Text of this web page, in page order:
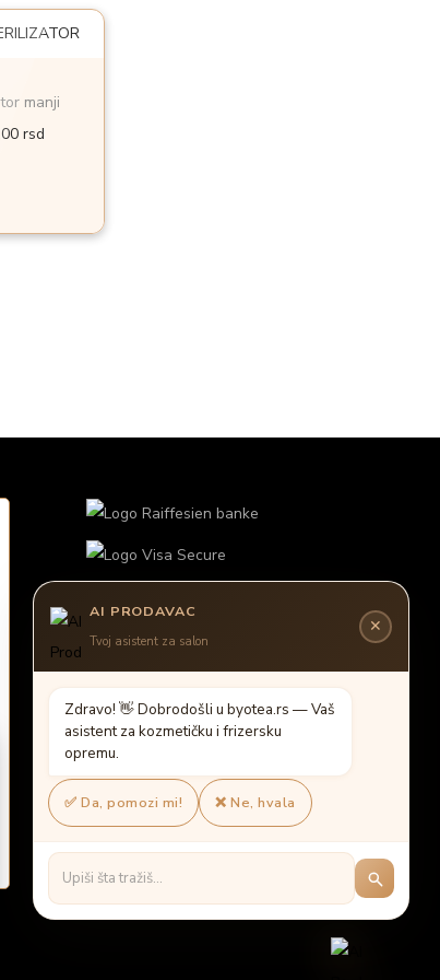
manji
rsd
AI PRODAVAC
Tvoj asistent za salon
✕
Zdravo! Dobrodošli u byotea.rs —Vaš
asistent za kozmetičku i frizersku
opremu.
✅ Da, pomozi mi! ❌ Ne, hvala